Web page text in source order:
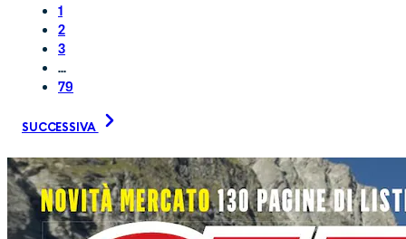
1
2
3
...
79
SUCCESSIVA